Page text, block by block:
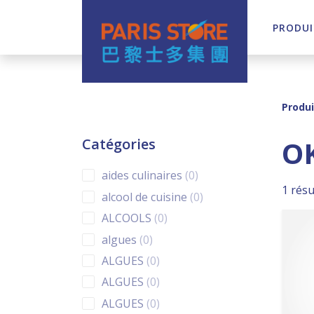
Navigation principale
Catégories
aides culinaires 00 products
alcool de cuisine 00 products
ALCOOLS 00 products
algues 00 products
ALGUES 00 products
ALGUES 00 products
ALGUES 00 products
1